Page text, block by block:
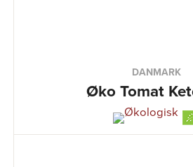
DANMARK
Øko Tomat